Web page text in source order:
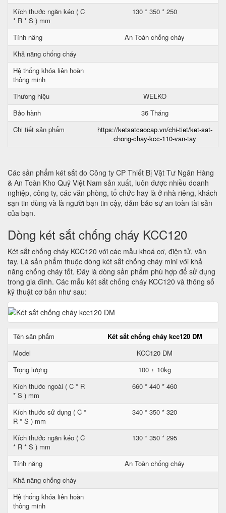
Kích thước ngăn kéo ( C
* R * S ) mm
130 * 350 * 250
Tính năng
An Toàn chống cháy
Khả năng chống cháy
Hệ thống khóa liên hoàn
thông minh
Thương hiệu
WELKO
Bảo hành
36 Tháng
Chi tiết sản phẩm
https://ketsatcaocap.vn/chi-tiet/ket-sat-
chong-chay-kcc-110-van-tay
Các sản phẩm két sắt do Công ty CP Thiết Bị Vật Tư Ngân Hàng
& An Toàn Kho Quỹ Việt Nam sản xuất, luôn được nhiều doanh
nghiệp, công ty, các văn phòng, tổ chức hay là ở nhà riêng, khách
sạn tin dùng và là người bạn tin cậy, đảm bảo sự an toàn tài sản
của bạn.
Dòng két sắt chống cháy KCC120
Két sắt chống cháy KCC120 với các mẫu khoá cơ, điện tử, vân
tay. Là sản phẩm thuộc dòng két sắt chống cháy mini với khả
năng chống cháy tốt. Đây là dòng sản phẩm phù hợp để sử dụng
trong gia đình. Các mẫu két sắt chống cháy KCC120 và thông số
kỹ thuật cơ bản như sau:
Tên sản phẩm
Két sắt chống cháy kcc120 DM
Model
KCC120 DM
Trọng lượng
100 ± 10kg
Kích thước ngoài ( C * R
* S ) mm
660 * 440 * 460
Kích thước sử dụng ( C *
R * S ) mm
340 * 350 * 320
Kích thước ngăn kéo ( C
* R * S ) mm
130 * 350 * 295
Tính năng
An Toàn chống cháy
Khả năng chống cháy
Hệ thống khóa liên hoàn
thông minh